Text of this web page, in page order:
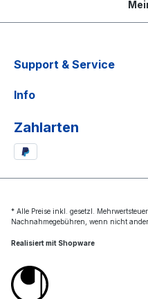
Support & Service
Info
Zahlarten
* Alle Preise inkl. gesetzl.
Nachnahmegebühren, wenn nicht
Realisiert mit Shopware